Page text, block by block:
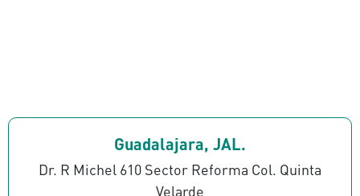
Guadalajara, JAL.
Dr. R Michel 610 Sector Reforma Col. Quinta
Velarde